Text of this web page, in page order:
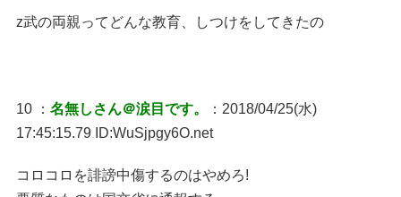
z武の両親ってどんな教育、しつけをしてきたの
10 ： 名無しさん＠涙目です。
：2018/04/25(水)
17:45:15.79 ID:WuSjpgy6O.net
コロコロを誹謗中傷するのはやめろ!